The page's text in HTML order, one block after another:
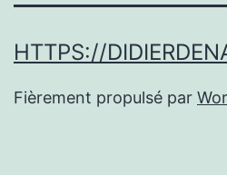
HTTPS://
Fièrement propulsé par